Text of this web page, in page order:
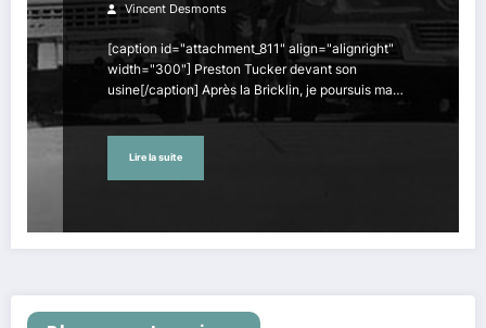
Vincent Desmonts
[caption id="attachment_811" align="alignright"
width="300"] Preston Tucker devant son
usine[/caption] Après la Bricklin, je poursuis ma…
Lire la suite